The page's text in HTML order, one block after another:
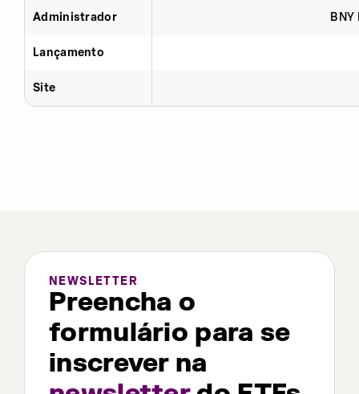
Administrador BNY
Lançamento
Site
NEWSLETTER
Preencha o
formulário para se
inscrever na